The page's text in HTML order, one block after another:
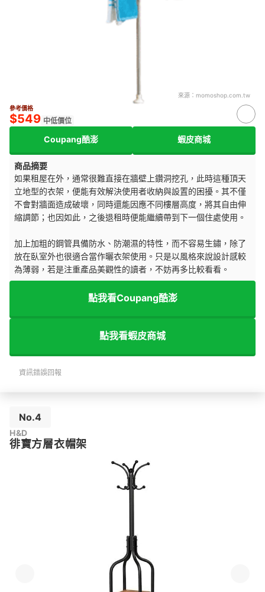
來源： momoshop.com.tw
參考價格
$549 中低價位
Coupang酷澎 蝦皮商城
商品摘要
如果租屋在外，通常很難直接在牆壁上鑽洞挖孔，此時這種頂天
立地型的衣架，便能有效解決使用者收納與設置的困擾。其不僅
不會對牆面造成破壞，同時還能因應不同樓層高度，將其自由伸
縮調節；也因如此，之後退租時便能繼續帶到下一個住處使用。
加上加粗的鋼管具備防水、防潮濕的特性，而不容易生鏽，除了
放在臥室外也很適合當作曬衣架使用。只是以風格來說設計感較
為薄弱，若是注重產品美觀性的讀者，不妨再多比較看看。
點我看Coupang酷澎
點我看蝦皮商城
資訊錯誤回報
No.4
H&D
徘寶方層衣帽架